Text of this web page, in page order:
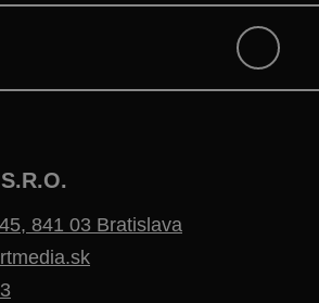
841 03 Bratislava